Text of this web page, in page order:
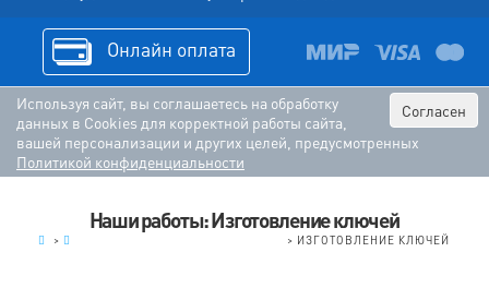
Онлайн оплата
Согласен
Используя сайт, вы соглашаетесь на обработку
данных в Cookies для корректной работы сайта,
вашей персонализации и других целей, предусмотренных
Политикой конфиденциальности
Наши работы: Изготовление ключей
> > ИЗГОТОВЛЕНИЕ КЛЮЧЕЙ